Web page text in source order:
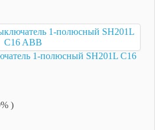
1-полюсный SH201L C16
)